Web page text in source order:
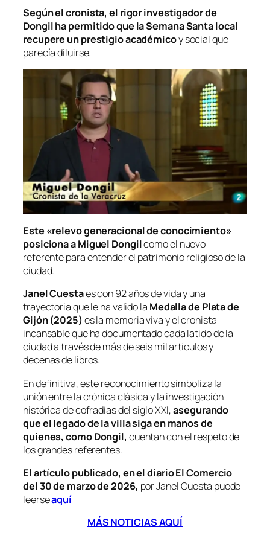
Según el cronista, el rigor investigador de
Dongil ha permitido que la Semana Santa local
recupere un prestigio académicoy social que
parecía diluirse.
Este «relevo generacional de conocimiento»
posiciona a Miguel Dongilcomo el nuevo
referente para entender el patrimonio religioso de la
ciudad.
Janel Cuestaes con 92 años de vida y una
trayectoria que le ha valido la Medalla de Plata de
Gijón (2025) es la memoria viva y el cronista
incansable que ha documentado cada latido de la
ciudad a través de más de seis mil artículos y
decenas de libros.
En definitiva, este reconocimiento simboliza la
unión entre la crónica clásica y la investigación
histórica de cofradías del siglo XXI,asegurando
que el legado de la villa siga en manos de
quienes, como Dongil, cuentan con el respeto de
los grandes referentes.
El artículo publicado, en el diarioEl Comercio
del 30 de marzo de 2026, por Janel Cuesta puede
leerseaquí
MÁS NOTICIAS AQUÍ